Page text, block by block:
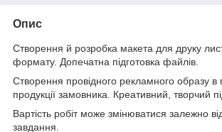
Опис
Створення й розробка макета для друку
формату. Допечатна підготовка файлів.
Створення провідного рекламного образу в
продукції замовника. Креативний, творчий
Вартість робіт може змінюватися залежно
завдання.